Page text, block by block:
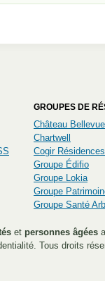
GROUPES DE
Château Bellevue
Chartwell
Cogir Résidences
Groupe Édifio
Groupe Lokia
Groupe
Groupe Santé
et personnes âgées
. Tous droits